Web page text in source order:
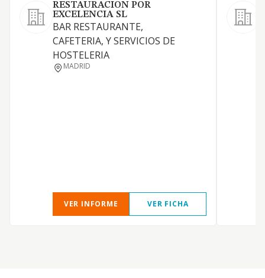
RESTAURACION POR
EXCELENCIA SL
BAR RESTAURANTE,
CAFETERIA, Y SERVICIOS DE
HOSTELERIA
MADRID
VER INFORME VER FICHA